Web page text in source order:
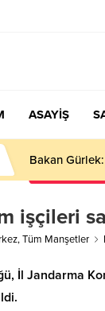
ASAYİŞ
Bakan
işçileri
,Tüm Manşetler
İl Jandarma